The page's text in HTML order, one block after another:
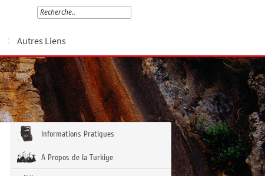
Autres Liens
Informations Pratiques
A Propos de la Turkiye